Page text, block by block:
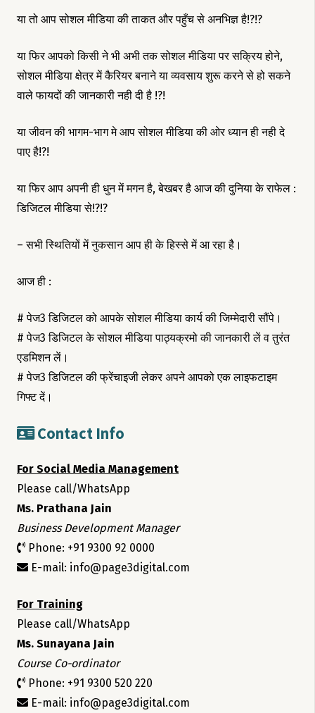
या तो आप सोशल मीडिया की ताकत और पहुँच से अनभिज्ञ है!?!?
या फिर आपको किसी ने भी अभी तक सोशल मीडिया पर सक्रिय होने,
सोशल मीडिया क्षेत्र में कैरियर बनाने या व्यवसाय शुरू करने से हो सकने
वाले फायदों की जानकारी नही दी है !?!
या जीवन की भागम-भाग मे आप सोशल मीडिया की ओर ध्यान ही नही दे
पाए है!?!
या फिर आप अपनी ही धुन में मगन है, बेखबर है आज की दुनिया के राफेल :
डिजिटल मीडिया से!?!?
– सभी स्थितियों में नुकसान आप ही के हिस्से में आ रहा है।
आज ही :
# पेज3 डिजिटल को आपके सोशल मीडिया कार्य की जिम्मेदारी सौंपे।
# पेज3 डिजिटल के सोशल मीडिया पाठ्यक्रमो की जानकारी लें व तुरंत
एडमिशन लें।
# पेज3 डिजिटल की फ्रेंचाइजी लेकर अपने आपको एक लाइफटाइम
गिफ्ट दें।
Contact Info
For Social Media Management
Please call/WhatsApp
Ms. Prathana Jain
Business Development Manager
Phone: +91 9300 92 0000
E-mail: info@page3digital.com
For Training
Please call/WhatsApp
Ms. Sunayana Jain
Course Co-ordinator
Phone: +91 9300 520 220
E-mail: info@page3digital.com